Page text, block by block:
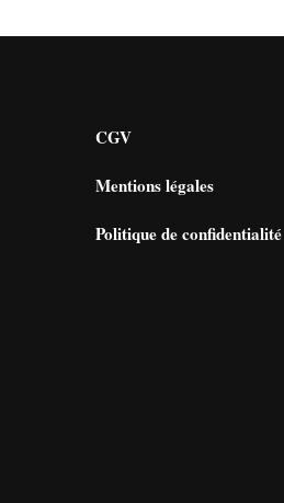
CGV
Mentions légales
Politique de confidentialité